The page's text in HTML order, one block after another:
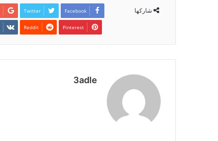
شاركها Facebook
Twitter
Pinterest
3adle